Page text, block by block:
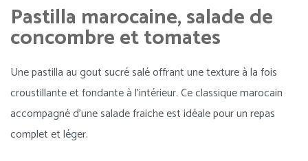
Pastilla marocaine, salade de
concombre et tomates
Une pastilla au gout sucré salé offrant une texture à la fois
croustillante et fondante à l’intérieur. Ce classique marocain
accompagné d’une salade fraiche est idéale pour un repas
complet et léger.